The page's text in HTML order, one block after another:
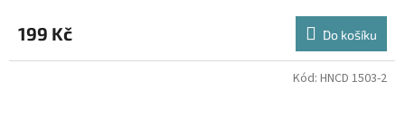
199 Kč Do košíku
Kód: HNCD 1503-2